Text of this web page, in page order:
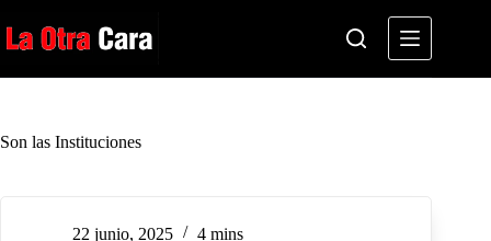
al
contenido
Son las Instituciones
22 junio, 2025 4 mins